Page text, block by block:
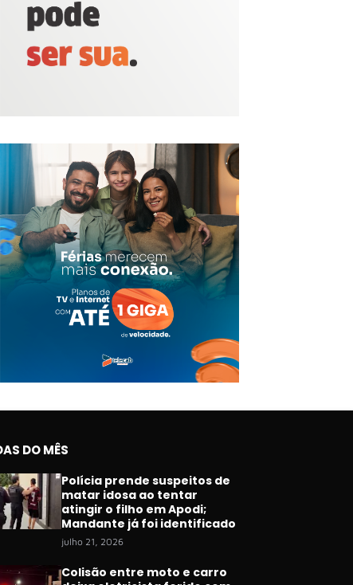
DO MÊS
Polícia prende suspeitos de
matar idosa ao tentar
atingir o filho em Apodi;
Mandante já foi identificado
julho 21, 2026
Colisão entre moto e carro